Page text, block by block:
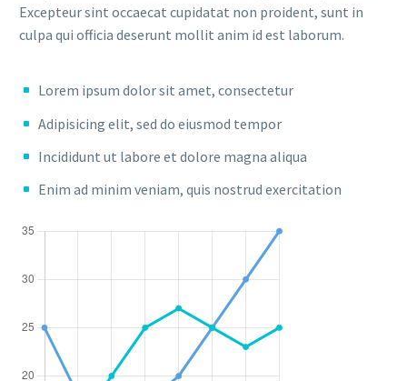
Excepteur sint occaecat cupidatat non proident, sunt in
culpa qui officia deserunt mollit anim id est laborum.
Lorem ipsum dolor sit amet, consectetur
Adipisicing elit, sed do eiusmod tempor
Incididunt ut labore et dolore magna aliqua
Enim ad minim veniam, quis nostrud exercitation